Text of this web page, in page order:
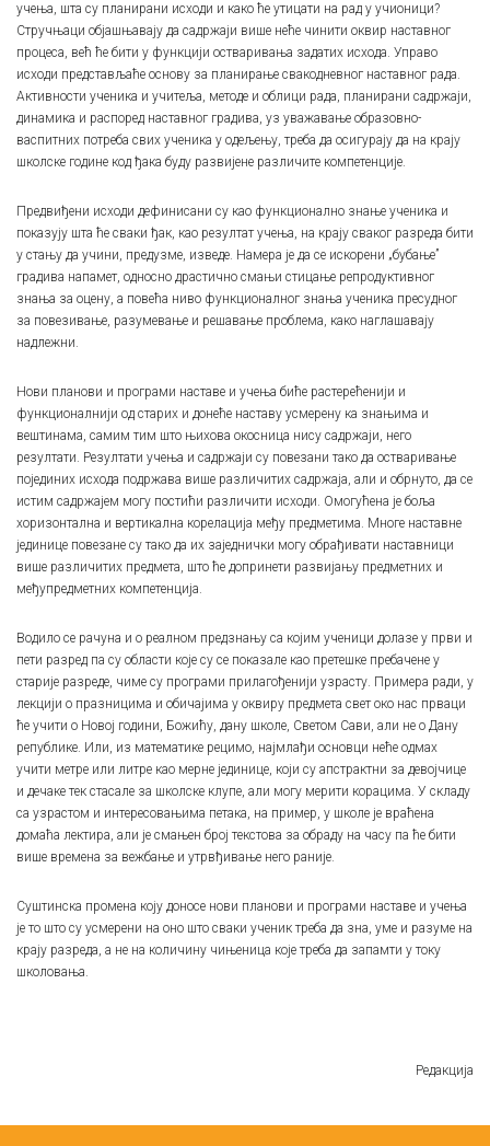
учења, шта су планирани исходи и како ће утицати на рад у учионици?
Стручњаци објашњавају да садржаји више неће чинити оквир наставног
процеса, већ ће бити у функцији остваривања задатих исхода. Управо
исходи представљаће основу за планирање свакодневног наставног рада.
Активности ученика и учитеља, методе и облици рада, планирани садржаји,
динамика и распоред наставног градива, уз уважавање образовно-
васпитних потреба свих ученика у одељењу, треба да осигурају да на крају
школске године код ђака буду развијене различите компетенције.
Предвиђени исходи дефинисани су као функционално знање ученика и
показују шта ће сваки ђак, као резултат учења, на крају сваког разреда бити
у стању да учини, предузме, изведе. Намера је да се искорени „бубање”
градива напамет, односно драстично смањи стицање репродуктивног
знања за оцену, а повећа ниво функционалног знања ученика пресудног
за повезивање, разумевање и решавање проблема, како наглашавају
надлежни.
Нови планови и програми наставе и учења биће растерећенији и
функционалнији од старих и донеће наставу усмерену ка знањима и
вештинама, самим тим што њихова окосница нису садржаји, него
резултати. Резултати учења и садржаји су повезани тако да остваривање
појединих исхода подржава више различитих садржаја, али и обрнуто, да се
истим садржајем могу постићи различити исходи. Омогућена је боља
хоризонтална и вертикална корелација међу предметима. Многе наставне
јединице повезане су тако да их заједнички могу обрађивати наставници
више различитих предмета, што ће допринети развијању предметних и
међупредметних компетенција.
Водило се рачуна и о реалном предзнању са којим ученици долазе у први и
пети разред па су области које су се показале као претешке пребачене у
старије разреде, чиме су програми прилагођенији узрасту. Примера ради, у
лекцији о празницима и обичајима у оквиру предмета свет око нас прваци
ће учити о Новој години, Божићу, дану школе, Светом Сави, али не о Дану
републике. Или, из математике рецимо, најмлађи основци неће одмах
учити метре или литре као мерне јединице, који су апстрактни за девојчице
и дечаке тек стасале за школске клупе, али могу мерити корацима. У складу
са узрастом и интересовањима петака, на пример, у школе је враћена
домаћа лектира, али је смањен број текстова за обраду на часу па ће бити
више времена за вежбање и утрвђивање него раније.
Суштинска промена коју доносе нови планови и програми наставе и учења
је то што су усмерени на оно што сваки ученик треба да зна, уме и разуме на
крају разреда, а не на количину чињеница које треба да запамти у току
школовања.
Редакција